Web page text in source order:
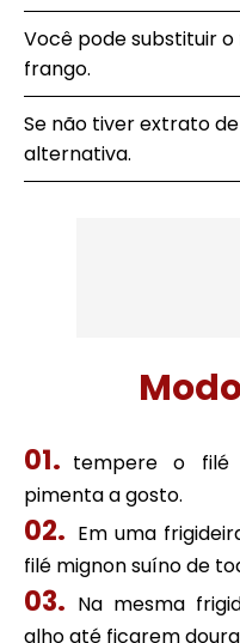
Você pode substituir
frango.
Se não tiver extrato
alternativa.
tempere o filé
pimenta a gosto.
Em uma
filé mignon suíno de
Na mesma
alho até ficarem